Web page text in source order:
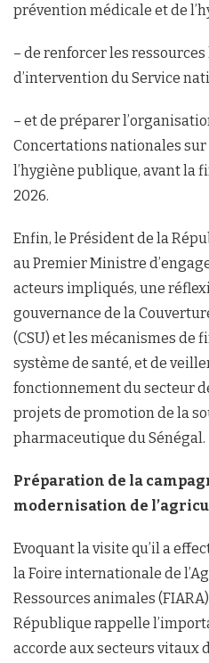
prévention médicale et de
– de renforcer les
d’intervention du Service
– et de préparer
Concertations nationales
l’hygiène publique, avant la
2026.
Enfin, le Président de la
au Premier Ministre
acteurs impliqués, une
gouvernance de la
(CSU) et les mécanismes de
système de santé, et de
fonctionnement du secteur
projets de promotion de la
pharmaceutique du Sénégal.
Préparation de la
modernisation de
Evoquant la visite qu’il a
la Foire internationale de
Ressources animales
République rappelle
accorde aux secteurs vitaux